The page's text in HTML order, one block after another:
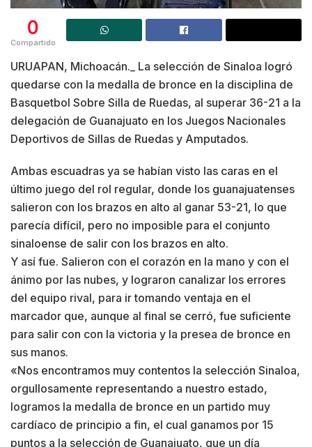
0
Compartido
URUAPAN, Michoacán._ La selección de Sinaloa logró
quedarse con la medalla de bronce en la disciplina de
Basquetbol Sobre Silla de Ruedas, al superar 36-21 a la
delegación de Guanajuato en los Juegos Nacionales
Deportivos de Sillas de Ruedas y Amputados.
Ambas escuadras ya se habían visto las caras en el
último juego del rol regular, donde los guanajuatenses
salieron con los brazos en alto al ganar 53-21, lo que
parecía difícil, pero no imposible para el conjunto
sinaloense de salir con los brazos en alto.
Y así fue. Salieron con el corazón en la mano y con el
ánimo por las nubes, y lograron canalizar los errores
del equipo rival, para ir tomando ventaja en el
marcador que, aunque al final se cerró, fue suficiente
para salir con con la victoria y la presea de bronce en
sus manos.
«Nos encontramos muy contentos la selección Sinaloa,
orgullosamente representando a nuestro estado,
logramos la medalla de bronce en un partido muy
cardíaco de principio a fin, el cual ganamos por 15
puntos a la selección de Guanajuato, que un día